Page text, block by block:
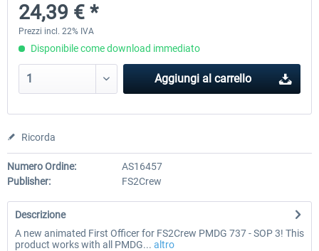
24,39 € *
Prezzi incl. 22% IVA
Disponibile come download immediato
Aggiungi al carrello
Ricorda
Numero Ordine:
AS16457
Publisher:
FS2Crew
Descrizione
A new animated First Officer for FS2Crew PMDG 737 - SOP 3! This
product works with all PMDG... altro